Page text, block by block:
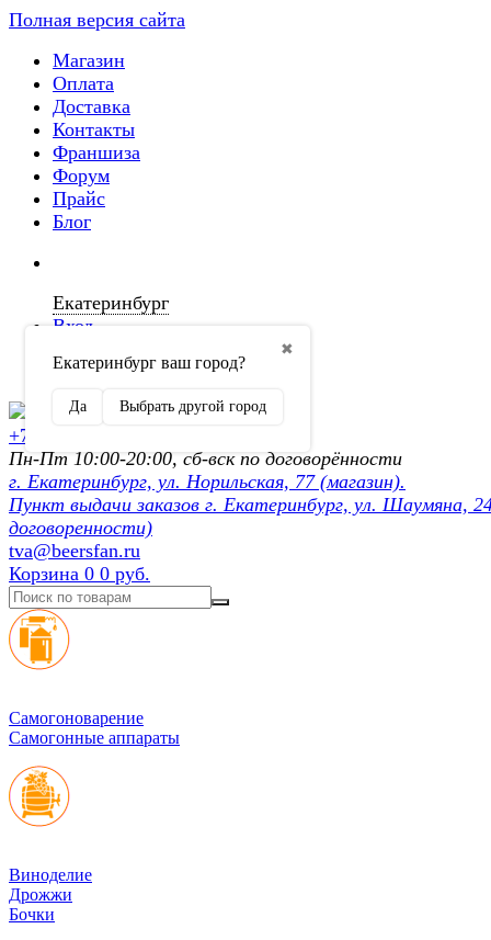
Полная версия сайта
Магазин
Оплата
Доставка
Контакты
Франшиза
Форум
Прайс
Блог
Екатеринбург
✖
Екатеринбург ваш город?
Да Выбрать другой город
Вход
Регистрация
+7 (902) 872-54-70
Пн-Пт 10:00-20:00, сб-вск по договорённости
г. Екатеринбург, ул. Норильская, 77 (магазин).
Пункт выдачи заказов г. Екатеринбург, ул. Шаумяна,
договоренности)
tva@beersfan.ru
Корзина 0 0 руб.
Cамогоноварение
Самогонные аппараты
Виноделие
Дрожжи
Бочки